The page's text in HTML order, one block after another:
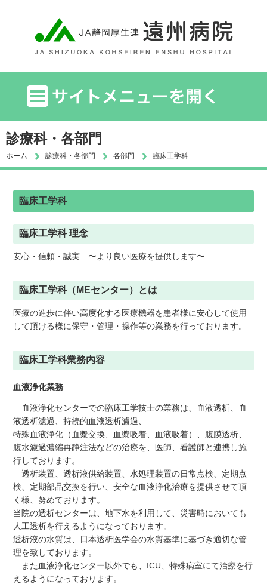
診療科・各部門
ホーム 診療科・各部門 各部門 臨床工学科
臨床工学科
臨床工学科 理念
安心・信頼・誠実 〜より良い医療を提供します〜
臨床工学科（MEセンター）とは
医療の進歩に伴い高度化する医療機器を患者様に安心して使用
して頂ける様に保守・管理・操作等の業務を行っております。
臨床工学科業務内容
血液浄化業務
血液浄化センターでの臨床工学技士の業務は、血液透析、血
液透析濾過、持続的血液透析濾過、
特殊血液浄化（血漿交換、血漿吸着、血液吸着）、腹膜透析、
腹水濾過濃縮再静注法などの治療を、医師、看護師と連携し施
行しております。
透析装置、透析液供給装置、水処理装置の日常点検、定期点
検、定期部品交換を行い、安全な血液浄化治療を提供させて頂
く様、努めております。
当院の透析センターは、地下水を利用して、災害時においても
人工透析を行えるようになっております。
透析液の水質は、日本透析医学会の水質基準に基づき適切な管
理を致しております。
また血液浄化センター以外でも、ICU、特殊病室にて治療を行
えるようになっております。